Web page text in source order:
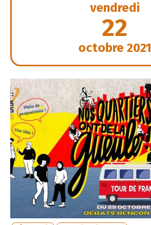
vendredi
22
octobre 2021